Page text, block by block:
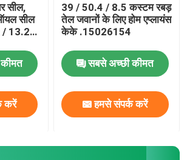
सील,
सील
/ 13.2
करें
39 / 50.4 / 8.5 कस्टम रबड़
तेल जवानों के लिए होम एप्लायंस
केके .15026154
सबसे अच्छी कीमत
हमसे संपर्क करें